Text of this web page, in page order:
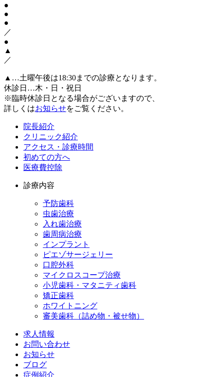
●
●
●
／
●
▲
／
▲…土曜午後は18:30までの診療となります。
休診日…木・日・祝日
※臨時休診日となる場合がございますので、
詳しくはお知らせをご覧ください。
院長紹介
クリニック紹介
アクセス・診療時間
初めての方へ
医療費控除
診療内容
予防歯科
虫歯治療
入れ歯治療
歯周病治療
インプラント
ピエゾサージェリー
口腔外科
マイクロスコープ治療
小児歯科・マタニティ歯科
矯正歯科
ホワイトニング
審美歯科（詰め物・被せ物）
求人情報
お問い合わせ
お知らせ
ブログ
症例紹介